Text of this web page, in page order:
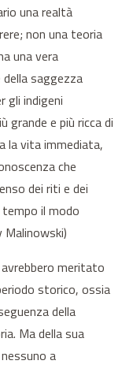
una realtà
non una teoria
una vera
saggezza
gli indigeni
grande e più ricca di
la vita immediata,
che
dei riti e dei
il modo
Malinowski)
meritato
storico, ossia
della
Ma della sua
a